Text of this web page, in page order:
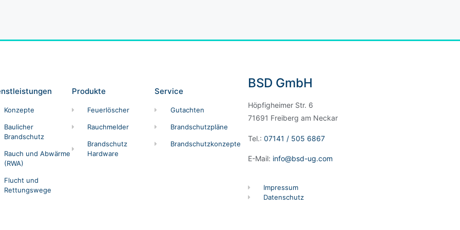
Konzepte
Baulicher
Brandschutz
Rauch und Abwärme
(RWA)
Flucht und
Rettungswege
Produkte
Feuerlöscher
Rauchmelder
Brandschutz
Hardware
Service
Gutachten
Brandschutzpläne
Brandschutzkonzepte
BSD GmbH
Höpfigheimer Str. 6
71691 Freiberg am Neckar
Tel.: 07141 / 505 6867
E-Mail: info@bsd-ug.com
Impressum
Datenschutz